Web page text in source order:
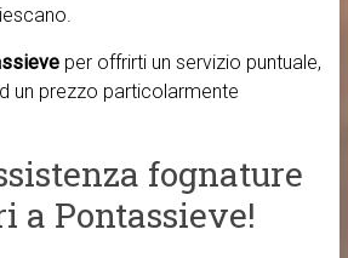
per offrirti un servizio puntuale,
un prezzo particolarmente
fognature
a Pontassieve!